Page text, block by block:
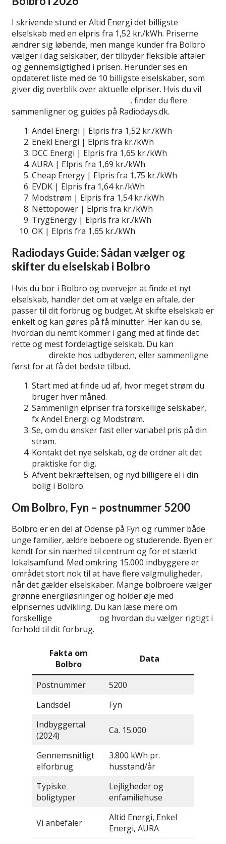
I skrivende stund er Altid Energi det billigste
elselskab med en elpris fra 1,52 kr./kWh. Priserne
ændrer sig løbende, men mange kunder fra Bolbro
vælger i dag selskaber, der tilbyder fleksible aftaler
og gennemsigtighed i prisen. Herunder ses en
opdateret liste med de 10 billigste elselskaber, som
giver dig overblik over aktuelle elpriser. Hvis du vil
, finder du flere
sammenligner og guides på Radiodays.dk.
Andel Energi | Elpris fra 1,52 kr./kWh
Enekl Energi | Elpris fra kr./kWh
DCC Energi | Elpris fra 1,65 kr./kWh
AURA | Elpris fra 1,69 kr./kWh
Cheap Energy | Elpris fra 1,75 kr./kWh
EVDK | Elpris fra 1,64 kr./kWh
Modstrøm | Elpris fra 1,54 kr./kWh
Nettopower | Elpris fra kr./kWh
TrygEnergy | Elpris fra kr./kWh
OK | Elpris fra 1,65 kr./kWh
Radiodays Guide: Sådan vælger og
skifter du elselskab i Bolbro
Hvis du bor i Bolbro og overvejer at finde et nyt
elselskab, handler det om at vælge en aftale, der
passer til dit forbrug og budget. At skifte elselskab er
enkelt og kan gøres på få minutter. Her kan du se,
hvordan du nemt kommer i gang med at finde det
rette og mest fordelagtige selskab. Du kan
direkte hos udbyderen, eller sammenligne
først for at få det bedste tilbud.
Start med at finde ud af, hvor meget strøm du
bruger hver måned.
Sammenlign elpriser fra forskellige selskaber,
fx Andel Energi og Modstrøm.
Se, om du ønsker fast eller variabel pris på din
strøm.
Kontakt det nye selskab, og de ordner alt det
praktiske for dig.
Afvent bekræftelsen, og nyd billigere el i din
bolig i Bolbro.
Om Bolbro, Fyn – postnummer 5200
Bolbro er en del af Odense på Fyn og rummer både
unge familier, ældre beboere og studerende. Byen er
kendt for sin nærhed til centrum og for et stærkt
lokalsamfund. Med omkring 15.000 indbyggere er
området stort nok til at have flere valgmuligheder,
når det gælder elselskaber. Mange bolbroere vælger
grønne energiløsninger og holder øje med
elprisernes udvikling. Du kan læse mere om
forskellige
og hvordan du vælger rigtigt i
forhold til dit forbrug.
Fakta om
Bolbro
Data
Postnummer
5200
Landsdel
Fyn
Indbyggertal
(2024)
Ca. 15.000
Gennemsnitligt
elforbrug
3.800 kWh pr.
husstand/år
Typiske
boligtyper
Lejligheder og
enfamiliehuse
Vi anbefaler
Altid Energi, Enkel
Energi, AURA